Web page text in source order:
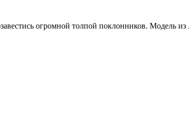
огромной толпой поклонников. Модель из